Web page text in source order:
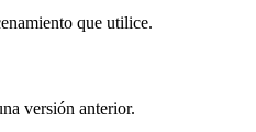
que utilice.
versión anterior.